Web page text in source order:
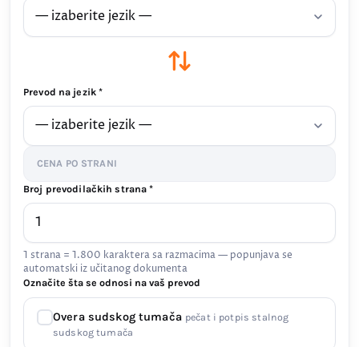
Prevod na jezik *
CENA PO STRANI
Broj prevodilačkih strana *
1 strana = 1.800 karaktera sa razmacima — popunjava se
automatski iz učitanog dokumenta
Označite šta se odnosi na vaš prevod
Overa sudskog tumača pečat i potpis stalnog
sudskog tumača